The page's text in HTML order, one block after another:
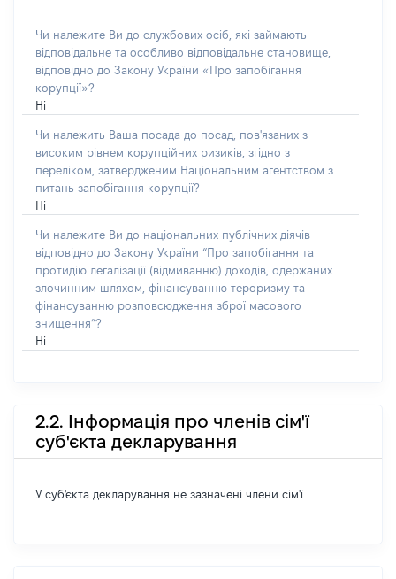
Чи належите Ви до службових осіб, які займають
відповідальне та особливо відповідальне становище,
відповідно до Закону України «Про запобігання
корупції»?
Ні
Чи належить Ваша посада до посад, пов'язаних з
високим рівнем корупційних ризиків, згідно з
переліком, затвердженим Національним агентством з
питань запобігання корупції?
Ні
Чи належите Ви до національних публічних діячів
відповідно до Закону України “Про запобігання та
протидію легалізації (відмиванню) доходів, одержаних
злочинним шляхом, фінансуванню тероризму та
фінансуванню розповсюдження зброї масового
знищення”?
Ні
2.2. Інформація про членів сім'ї
суб'єкта декларування
У суб'єкта декларування не зазначені члени сім'ї